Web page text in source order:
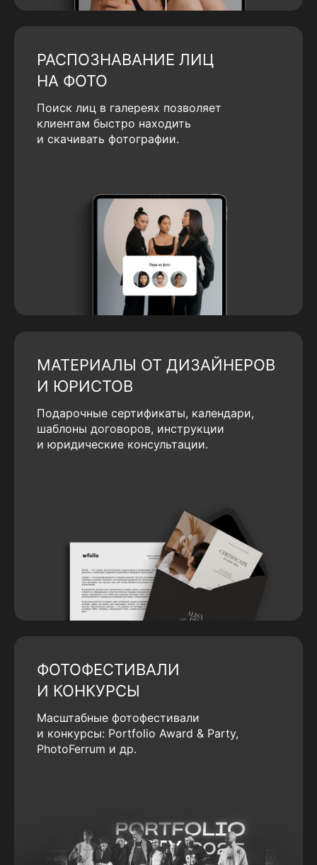
РАСПОЗНАВАНИЕ ЛИЦ
НА ФОТО
Поиск лиц в галереях позволяет
клиентам быстро находить
и скачивать фотографии.
МАТЕРИАЛЫ ОТ ДИЗАЙНЕРОВ
И ЮРИСТОВ
Подарочные сертификаты, календари,
шаблоны договоров, инструкции
и юридические консультации.
ФОТОФЕСТИВАЛИ
И КОНКУРСЫ
Масштабные фотофестивали
и конкурсы: Portfolio Award & Party,
PhotoFerrum и др.